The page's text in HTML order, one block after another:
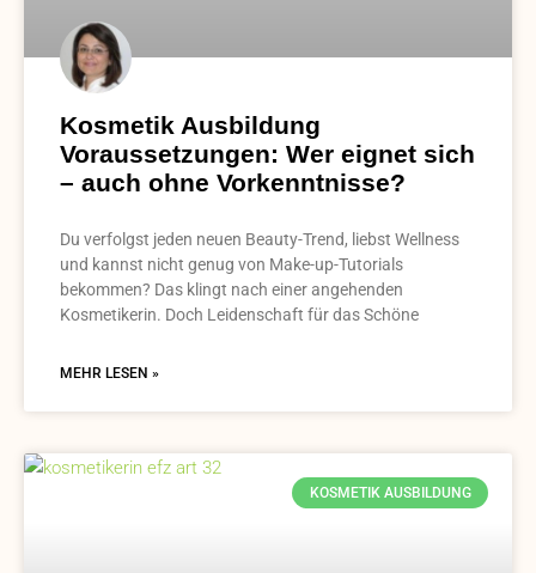
Kosmetik Ausbildung
Voraussetzungen: Wer eignet sich
– auch ohne Vorkenntnisse?
Du verfolgst jeden neuen Beauty-Trend, liebst Wellness
und kannst nicht genug von Make-up-Tutorials
bekommen? Das klingt nach einer angehenden
Kosmetikerin. Doch Leidenschaft für das Schöne
MEHR LESEN »
KOSMETIK AUSBILDUNG